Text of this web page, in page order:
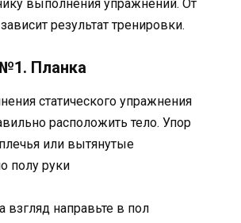
выполнения упражнений. От
результат тренировки.
Планка
статического упражнения
расположить тело. Упор
или вытянутые
полу руки
взгляд направьте в пол